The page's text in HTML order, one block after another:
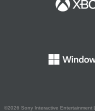
©2026 Sony Interactive Entertainment